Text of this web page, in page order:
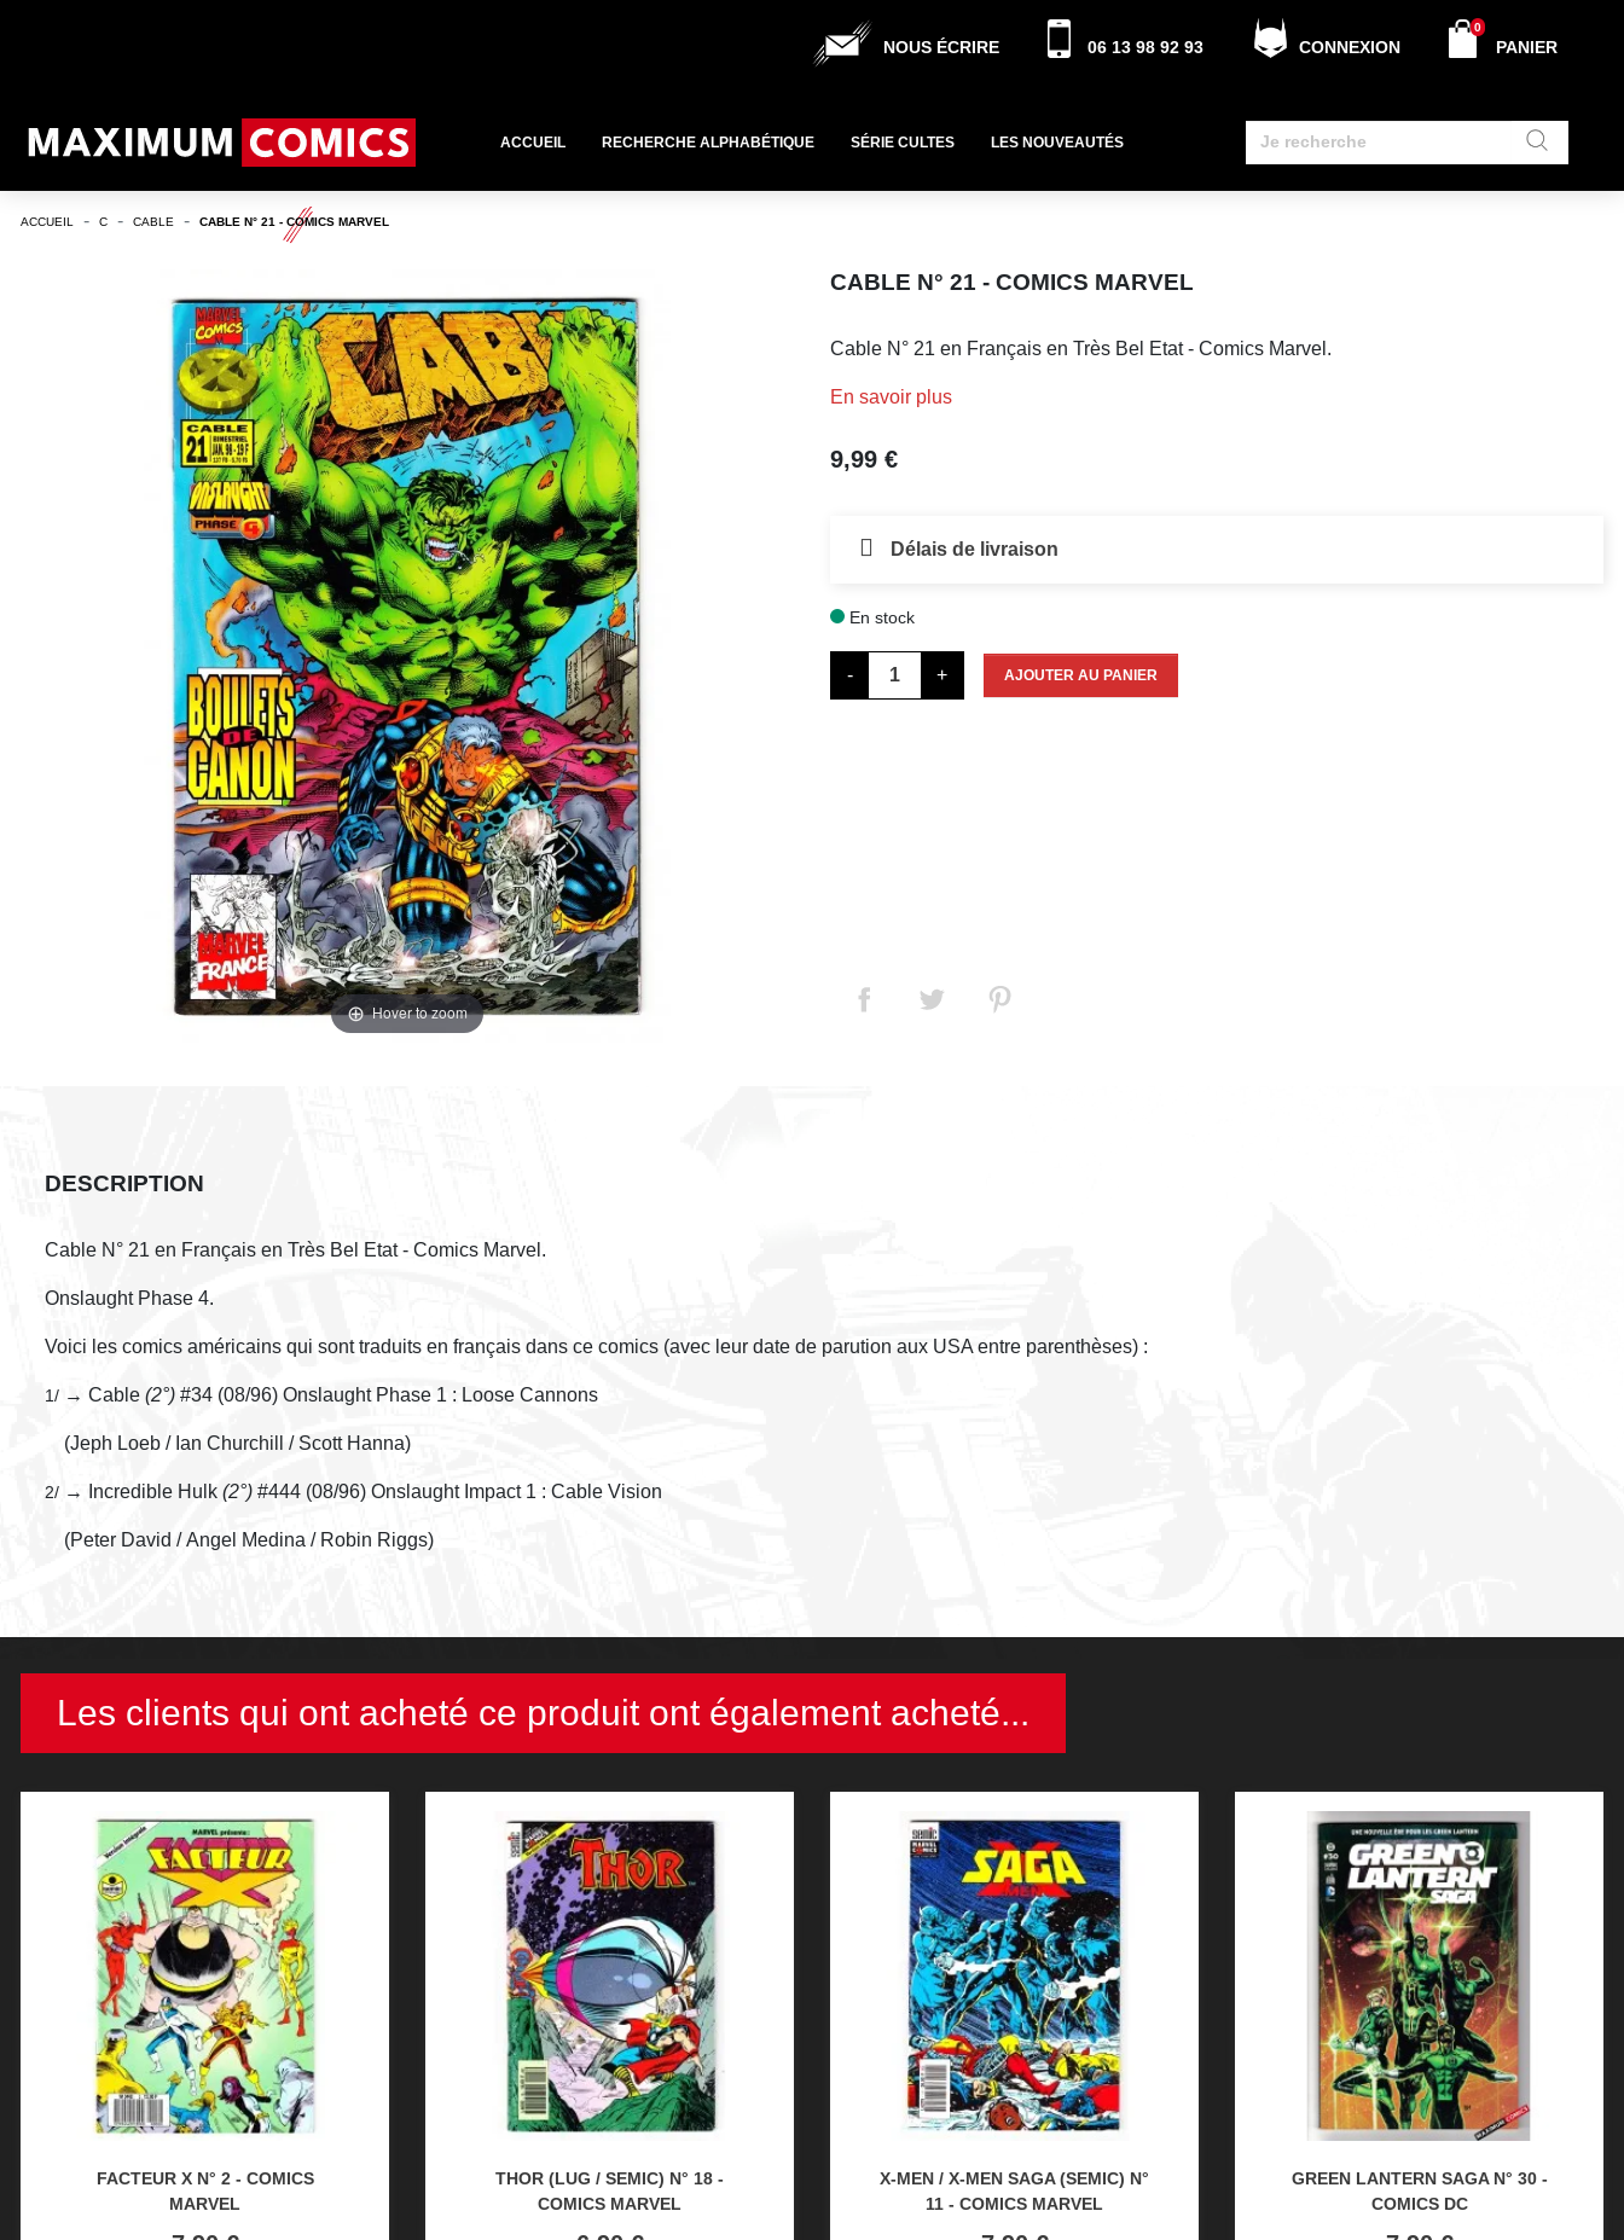
NOUS ÉCRIRE 06 13 98 92 93 CONNEXION PANIER
0
ACCUEIL RECHERCHE ALPHABÉTIQUE SÉRIE CULTES LES NOUVEAUTÉS
ACCUEIL C CABLE CABLE N° 21 - COMICS MARVEL
Hover to zoom
CABLE N° 21 - COMICS MARVEL
Cable N° 21 en Français en Très Bel Etat - Comics Marvel.
En savoir plus
9,99 €
Délais de livraison
En stock
- + AJOUTER AU PANIER
DESCRIPTION
Cable N° 21 en Français en Très Bel Etat - Comics Marvel.
Onslaught Phase 4.
Voici les comics américains qui sont traduits en français dans ce comics (avec leur date de parution aux USA entre parenthèses) :
1/ → Cable (2°) #34 (08/96) Onslaught Phase 1 : Loose Cannons
(Jeph Loeb / Ian Churchill / Scott Hanna)
2/ → Incredible Hulk (2°) #444 (08/96) Onslaught Impact 1 : Cable Vision
(Peter David / Angel Medina / Robin Riggs)
Les clients qui ont acheté ce produit ont également acheté...
FACTEUR X N° 2 - COMICS
MARVEL
THOR (LUG / SEMIC) N° 18 -
COMICS MARVEL
X-MEN / X-MEN SAGA (SEMIC) N°
11 - COMICS MARVEL
GREEN LANTERN SAGA N° 30 -
COMICS DC